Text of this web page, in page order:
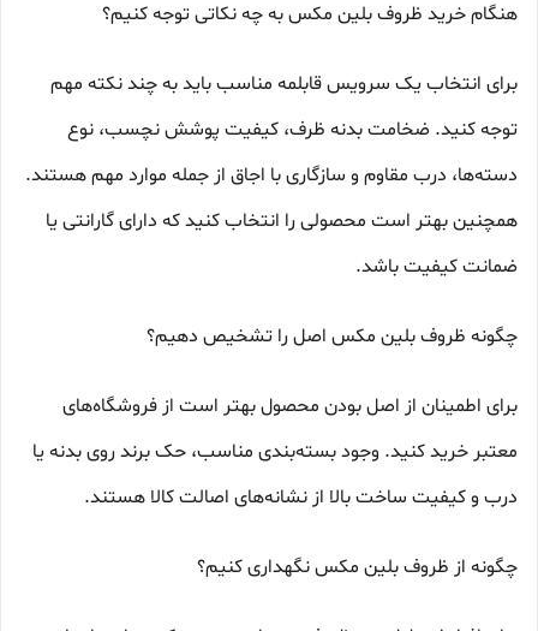
هنگام خرید ظروف بلین مکس به چه نکاتی توجه کنیم؟
برای انتخاب یک سرویس قابلمه مناسب باید به چند نکته مهم
توجه کنید. ضخامت بدنه ظرف، کیفیت پوشش نچسب، نوع
دسته‌ها، درب مقاوم و سازگاری با اجاق از جمله موارد مهم هستند.
همچنین بهتر است محصولی را انتخاب کنید که دارای گارانتی یا
ضمانت کیفیت باشد.
چگونه ظروف بلین مکس اصل را تشخیص دهیم؟
برای اطمینان از اصل بودن محصول بهتر است از فروشگاه‌های
معتبر خرید کنید. وجود بسته‌بندی مناسب، حک برند روی بدنه یا
درب و کیفیت ساخت بالا از نشانه‌های اصالت کالا هستند.
چگونه از ظروف بلین مکس نگهداری کنیم؟